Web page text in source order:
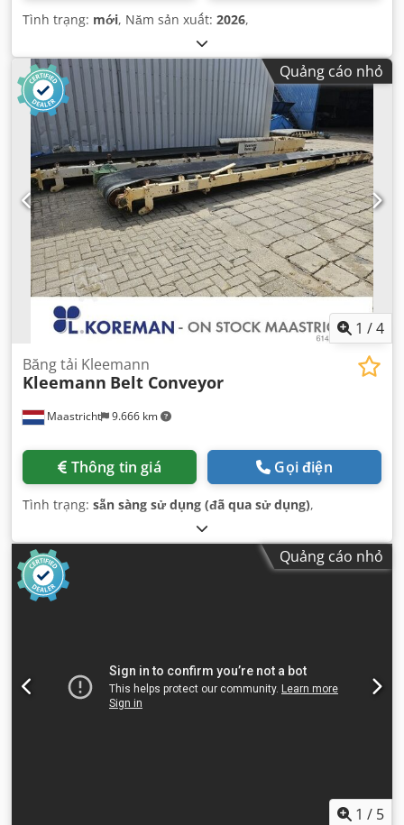
Tình trạng: mới, Năm sản xuất: 2026,
Quảng cáo nhỏ
1 /4
Maastricht 9.666 km
Băng tải Kleemann
Kleemann Belt Conveyor
Thông tin giá Gọi điện
Tình trạng: sẵn sàng sử dụng (đã qua sử dụng),
Quảng cáo nhỏ
1 / 5